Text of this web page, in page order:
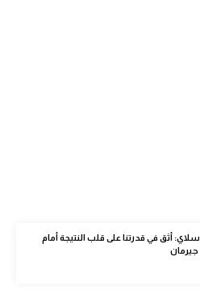
أثق في قدرتنا على قلب النتيجة أمام